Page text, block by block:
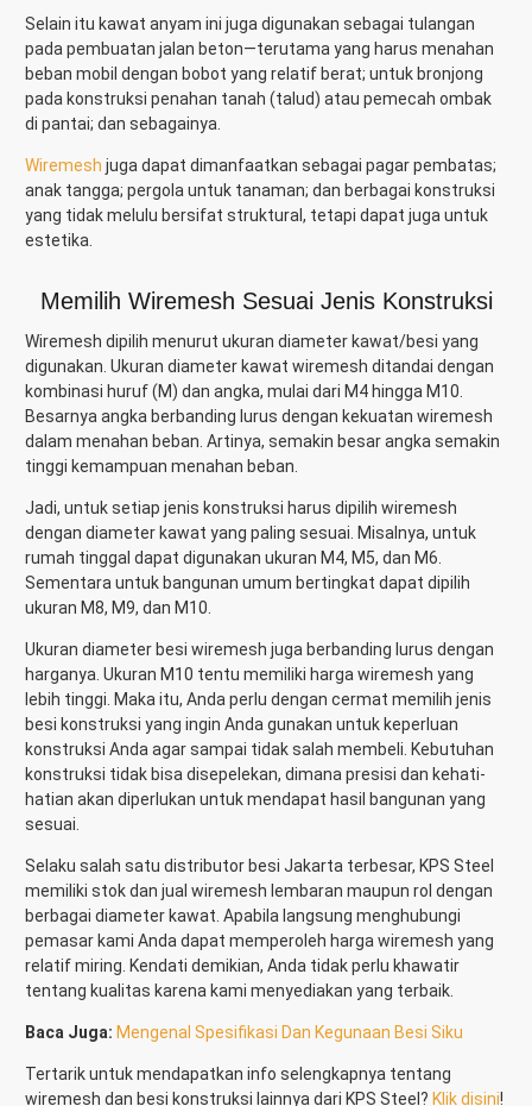
Selain itu kawat anyam ini juga digunakan sebagai tulangan
pada pembuatan jalan beton—terutama yang harus menahan
beban mobil dengan bobot yang relatif berat; untuk bronjong
pada konstruksi penahan tanah (talud) atau pemecah ombak
di pantai; dan sebagainya.
Wiremesh juga dapat dimanfaatkan sebagai pagar pembatas;
anak tangga; pergola untuk tanaman; dan berbagai konstruksi
yang tidak melulu bersifat struktural, tetapi dapat juga untuk
estetika.
Memilih Wiremesh Sesuai Jenis Konstruksi
Wiremesh dipilih menurut ukuran diameter kawat/besi yang
digunakan. Ukuran diameter kawat wiremesh ditandai dengan
kombinasi huruf (M) dan angka, mulai dari M4 hingga M10.
Besarnya angka berbanding lurus dengan kekuatan wiremesh
dalam menahan beban. Artinya, semakin besar angka semakin
tinggi kemampuan menahan beban.
Jadi, untuk setiap jenis konstruksi harus dipilih wiremesh
dengan diameter kawat yang paling sesuai. Misalnya, untuk
rumah tinggal dapat digunakan ukuran M4, M5, dan M6.
Sementara untuk bangunan umum bertingkat dapat dipilih
ukuran M8, M9, dan M10.
Ukuran diameter besi wiremesh juga berbanding lurus dengan
harganya. Ukuran M10 tentu memiliki harga wiremesh yang
lebih tinggi. Maka itu, Anda perlu dengan cermat memilih jenis
besi konstruksi yang ingin Anda gunakan untuk keperluan
konstruksi Anda agar sampai tidak salah membeli. Kebutuhan
konstruksi tidak bisa disepelekan, dimana presisi dan kehati-
hatian akan diperlukan untuk mendapat hasil bangunan yang
sesuai.
Selaku salah satu distributor besi Jakarta terbesar, KPS Steel
memiliki stok dan jual wiremesh lembaran maupun rol dengan
berbagai diameter kawat. Apabila langsung menghubungi
pemasar kami Anda dapat memperoleh harga wiremesh yang
relatif miring. Kendati demikian, Anda tidak perlu khawatir
tentang kualitas karena kami menyediakan yang terbaik.
Baca Juga: Mengenal Spesifikasi Dan Kegunaan Besi Siku
Tertarik untuk mendapatkan info selengkapnya tentang
wiremesh dan besi konstruksi lainnya dari KPS Steel? Klik disini!